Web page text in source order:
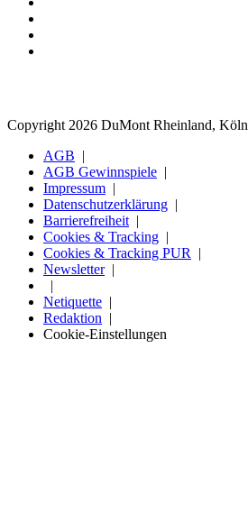
Copyright 2026 DuMont Rheinland, Köln
AGB
AGB Gewinnspiele
Impressum
Datenschutzerklärung
Barrierefreiheit
Cookies & Tracking
Cookies & Tracking PUR
Newsletter
Netiquette
Redaktion
Cookie-Einstellungen